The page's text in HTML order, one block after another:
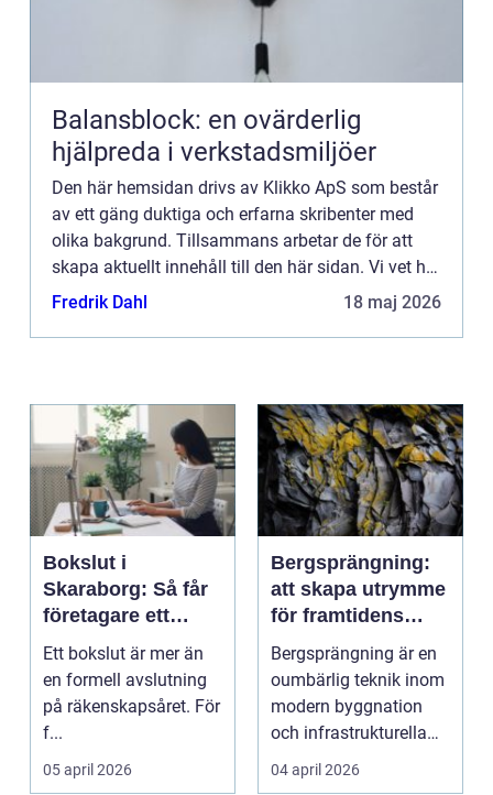
Balansblock: en ovärderlig
hjälpreda i verkstadsmiljöer
Den här hemsidan drivs av Klikko ApS som består
av ett gäng duktiga och erfarna skribenter med
olika bakgrund. Tillsammans arbetar de för att
skapa aktuellt innehåll till den här sidan. Vi vet hur
utmanande det är att läsa och genomgå en
Fredrik Dahl 18 maj 2026
Bokslut i
Skaraborg: Så får
företagare ett
tryggt avslut på
året
Ett bokslut är mer än
en formell avslutning
på räkenskapsåret. För
f...
05 april 2026
Bergsprängning:
att skapa utrymme
för framtidens
infrastruktur
Bergsprängning är en
oumbärlig teknik inom
modern byggnation
och infrastrukturella
fr...
04 april 2026